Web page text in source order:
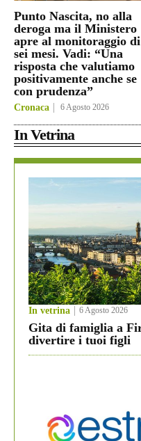
Punto Nascita, no alla
deroga ma il Ministero
apre al monitoraggio di
sei mesi. Vadi: “Una
risposta che valutiamo
positivamente anche se
con prudenza”
Cronaca 6 Agosto 2026
In Vetrina
In vetrina 6 Agosto 2026
Gita di famiglia a
divertire i tuoi figli